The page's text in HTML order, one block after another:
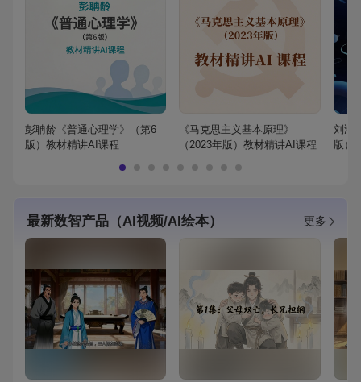
彭聃龄《普通心理学》（第6
版）教材精讲AI课程
《马克思主义基本原理》
（2023年版）教材精讲AI课程
刘鸿
版）
最新数智产品（AI视频/AI绘本） 更多